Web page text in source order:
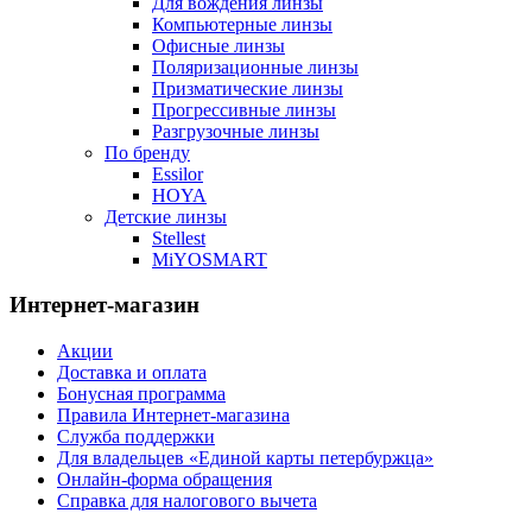
Компьютерные линзы
Офисные линзы
Поляризационные линзы
Призматические линзы
Прогрессивные линзы
Разгрузочные линзы
По бренду
Essilor
HOYA
Детские линзы
Stellest
MiYOSMART
Интернет-магазин
Акции
Доставка и оплата
Бонусная программа
Правила Интернет-магазина
Служба поддержки
Для владельцев «Единой карты петербуржца»
Онлайн-форма обращения
Справка для налогового вычета